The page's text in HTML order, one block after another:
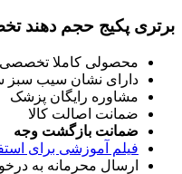
برتری پکیج حجم دهند
محصولی کاملا تخصصی
دارای نشان سیب سبز
مشاوره رایگان پزشک
ضمانت اصالت کالا
ضمانت بازگشت وجه
فیلم آموزشی برای
ارسال محرمانه به